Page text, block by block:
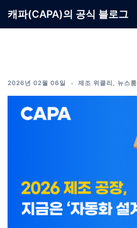
캐파(CAPA)의 공식 블로그
2026년 02월 06일 제조 위클리 , 뉴스룸